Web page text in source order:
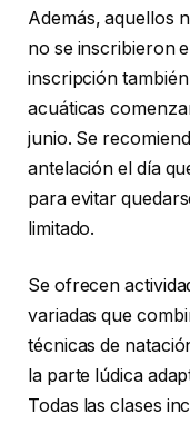
Además, aquellos
no se inscribieron
inscripción también
acuáticas
junio. Se
antelación el día
para evitar
limitado.
Se ofrecen
variadas que
técnicas de
la parte lúdica
Todas las clases